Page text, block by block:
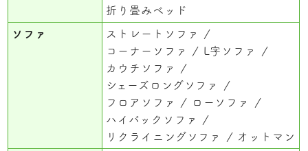
折り畳みベッド
ソファ
ストレートソファ
コーナーソファ
L字ソファ
カウチソファ
シェーズロングソファ
フロアソファ
ローソファ
ハイバックソファ
リクライニングソファ
オットマン